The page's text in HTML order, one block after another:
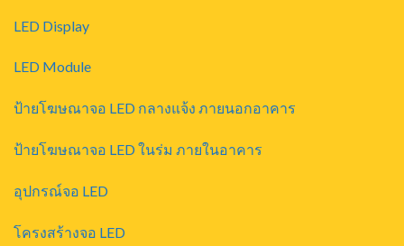
LED Display
LED Module
ป้ายโฆษณาจอ LED กลางแจ้ง ภายนอกอาคาร
ป้ายโฆษณาจอ LED ในร่ม ภายในอาคาร
อุปกรณ์จอ LED
โครงสร้างจอ LED